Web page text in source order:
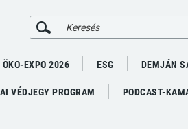
ÖKO-EXPO 2026 ESG DEMJÁN
VÉDJEGY PROGRAM PODCAST-